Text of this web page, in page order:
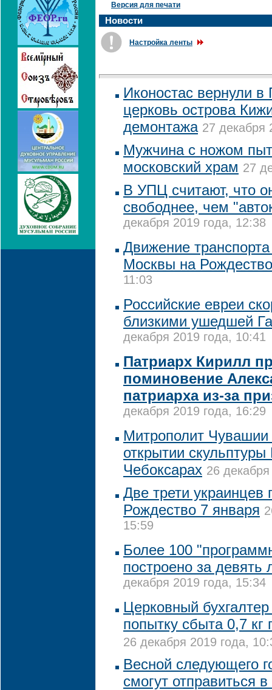
Версия для печати
Новости
Настройка ленты
Иконостас вернули
церковь острова
демонтажа 27 декабря
Мужчина с ножом
московский храм 27
В УПЦ считают, что
свободнее, чем
декабря 2019 года, 12:38
Движение
Москвы на Рождество
11:03
Российские евреи
близкими ушедшей
декабря 2019 года, 10:41
Патриарх Кирилл
поминовение
патриарха из-за
декабря 2019 года, 16:29
Митрополит Чувашии
открытии
Чебоксарах 26
Две трети украинцев
Рождество 7 января
15:59
Более 100
построено за девять
декабря 2019 года, 15:34
Церковный
попытку сбыта 0,7 кг
26 декабря 2019 года,
Весной следующего
смогут отправиться